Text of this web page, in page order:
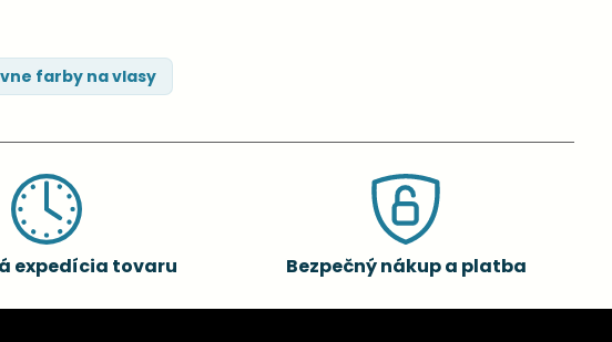
farby na vlasy
expedícia tovaru Bezpečný nákup a platba